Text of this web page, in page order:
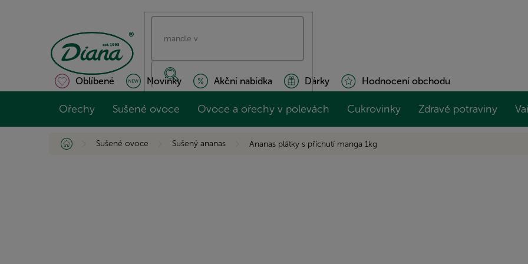
Oblíbené Novinky Akční nabídka Dárky Hodnocení obchodu
Ořechy Sušené ovoce Ovoce a ořechy v polevách Cukrovinky Zdravé potraviny
Domů Sušené ovoce Sušený ananas Ananas plátky s příchutí manga 1kg